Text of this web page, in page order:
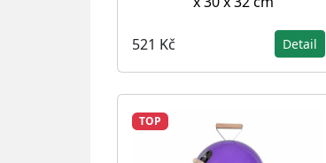
521 Kč Detail
TOP